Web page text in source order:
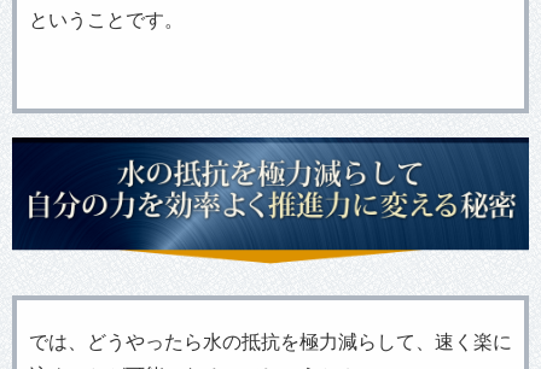
ということです。
では、どうやったら水の抵抗を極力減らして、速く楽に